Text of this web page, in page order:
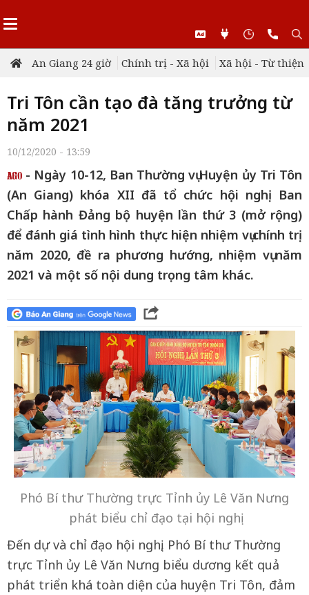
An Giang 24 giờ Chính trị - Xã hội Xã hội - Từ thiện
Tri Tôn cần tạo đà tăng trưởng từ
năm 2021
10/12/2020 - 13:59
- Ngày 10-12, Ban Thường vụ Huyện ủy Tri Tôn
(An Giang) khóa XII đã tổ chức hội nghị Ban
Chấp hành Đảng bộ huyện lần thứ 3 (mở rộng)
để đánh giá tình hình thực hiện nhiệm vụ chính trị
năm 2020, đề ra phương hướng, nhiệm vụ năm
2021 và một số nội dung trọng tâm khác.
Phó Bí thư Thường trực Tỉnh ủy Lê Văn Nưng
phát biểu chỉ đạo tại hội nghị
Đến dự và chỉ đạo hội nghị, Phó Bí thư Thường
trực Tỉnh ủy Lê Văn Nưng biểu dương kết quả
phát triển khá toàn diện của huyện Tri Tôn, đảm